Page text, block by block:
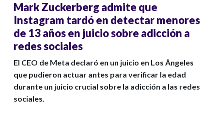
Mark Zuckerberg admite que
Instagram tardó en detectar menores
de 13 años en juicio sobre adicción a
redes sociales
El CEO de Meta declaró en un juicio en Los Ángeles
que pudieron actuar antes para verificar la edad
durante un juicio crucial sobre la adicción a las redes
sociales.